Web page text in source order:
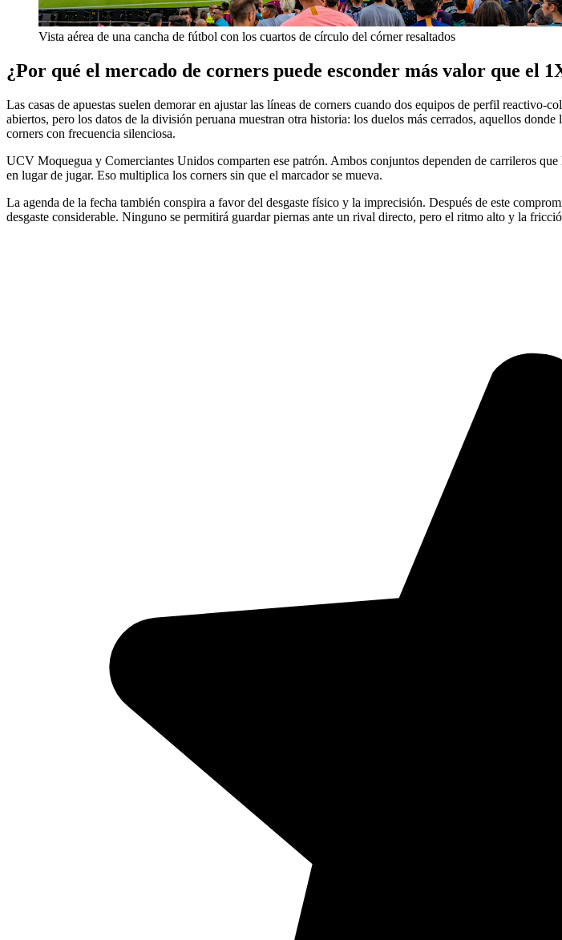
Vista aérea de una cancha de fútbol con los cuartos de círculo del córner resaltados
¿Por qué el mercado de corners puede esconder más valor que el
Las casas de apuestas suelen demorar en ajustar las líneas de corners cuando dos equipos de perfil
abiertos, pero los datos de la división peruana muestran otra historia: los duelos más cerrados, aquellos
corners con frecuencia silenciosa.
UCV Moquegua y Comerciantes Unidos comparten ese patrón. Ambos conjuntos dependen de carrileros
en lugar de jugar. Eso multiplica los corners sin que el marcador se mueva.
La agenda de la fecha también conspira a favor del desgaste físico y la imprecisión. Después de este
desgaste considerable. Ninguno se permitirá guardar piernas ante un rival directo, pero el ritmo alto y la